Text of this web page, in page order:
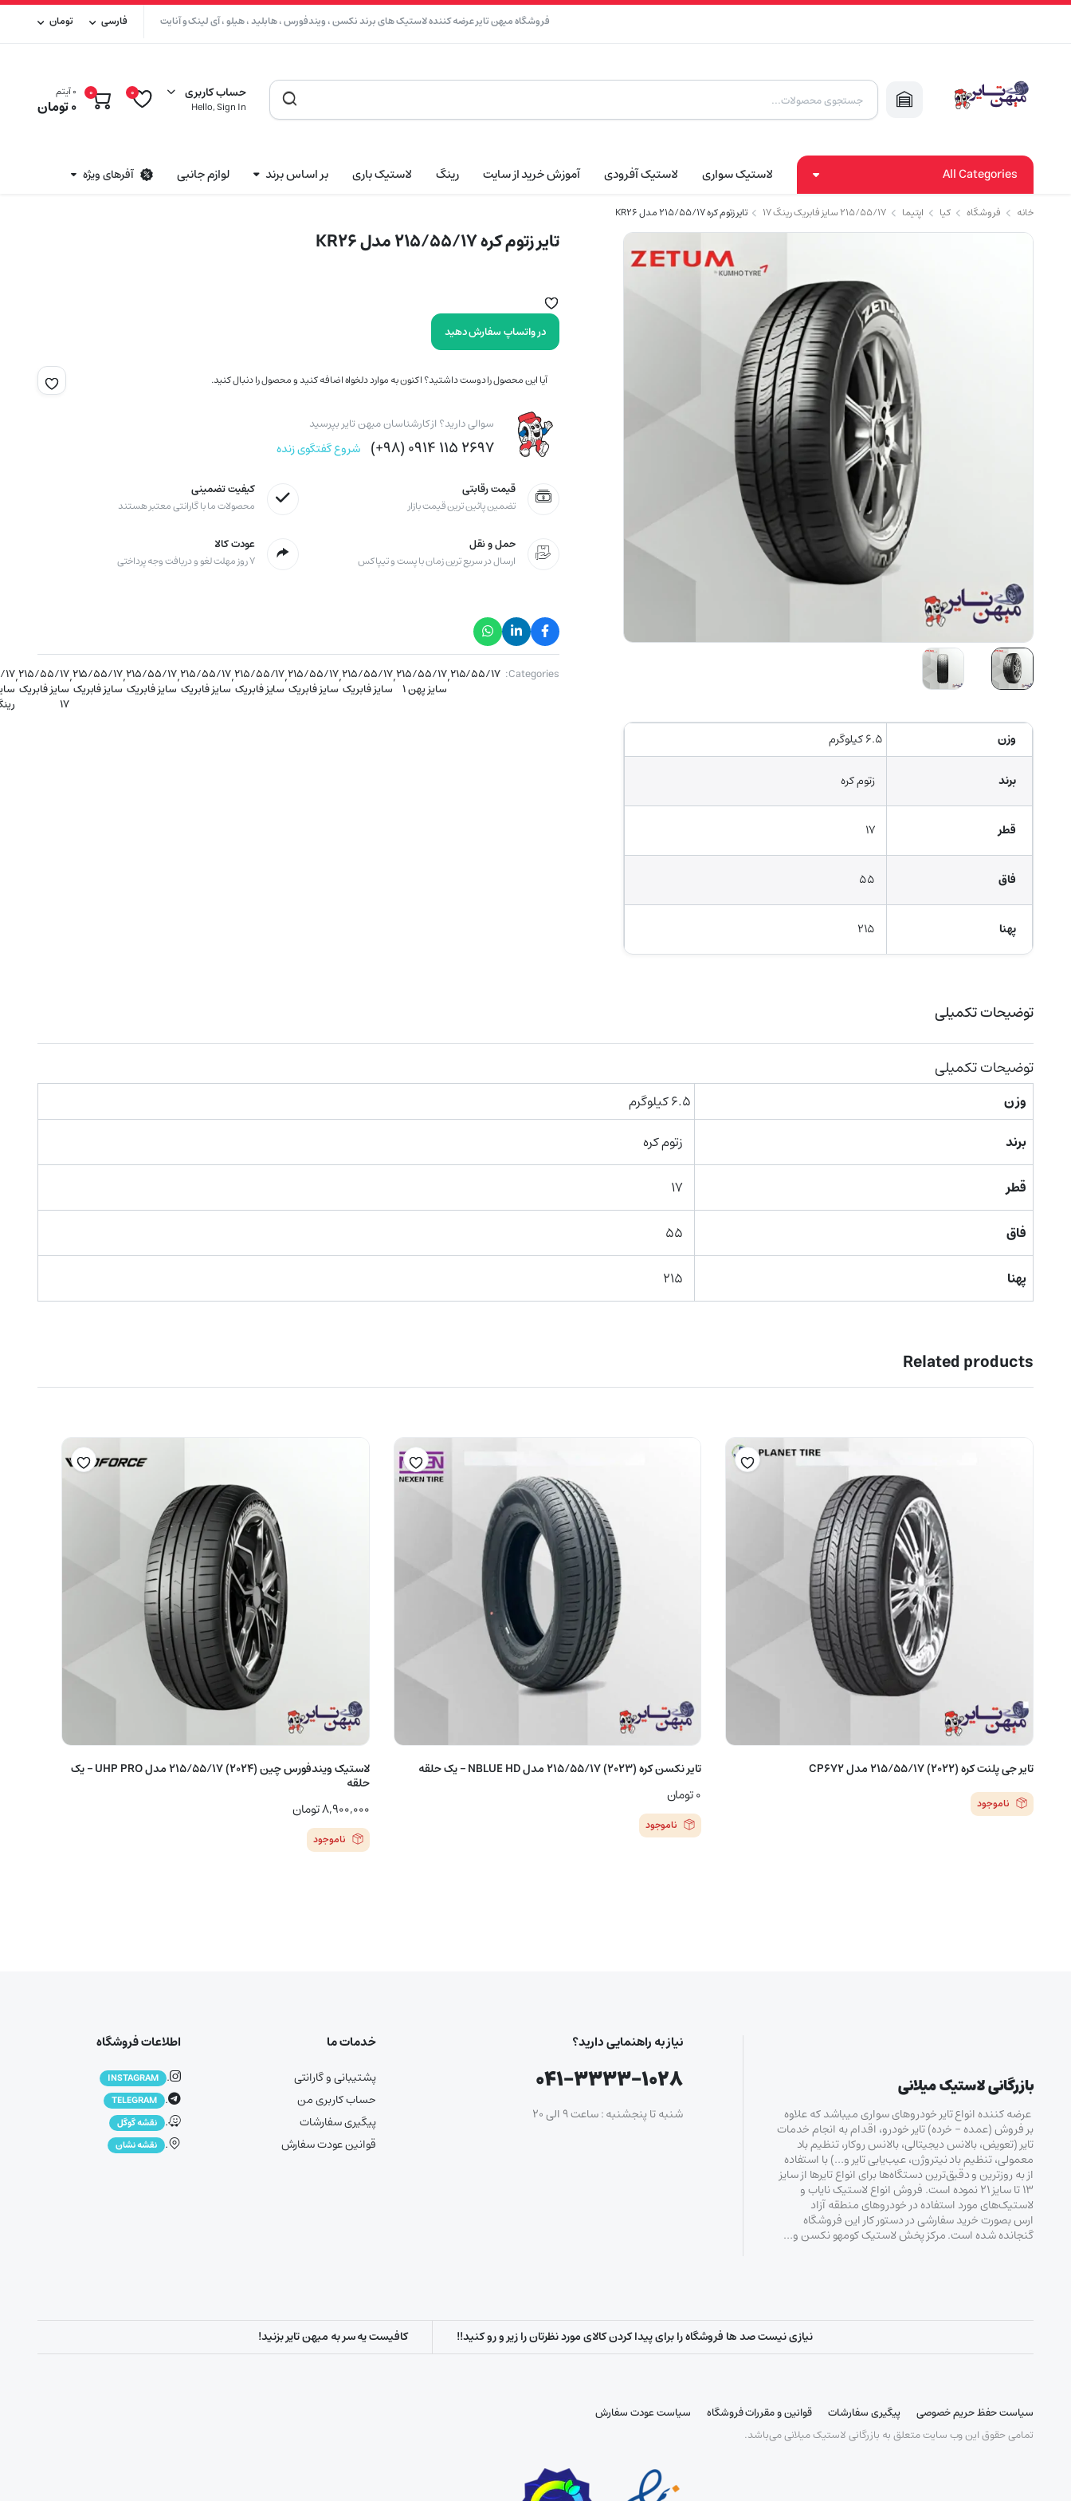
فروشگاه میهن تایر عرضه کننده لاستیک های برند نکسن ، ویندفورس ، هابلید ، هیلو ، آی لینک و آنایت فارسی تومان
Products
search
حساب کاربری
Hello, Sign In
0
0 0 آیتم
0تومان
All Categories لاستیک سواری لاستیک آفرودی آموزش خرید از سایت رینگ لاستیک باری بر اساس برند لوازم جانبی آفرهای ویژه
خانه فروشگاه کیا اپتیما ۲۱۵/۵۵/۱۷ سایز فابریک رینگ ۱۷ تایر زتوم کره 215/55/17 مدل KR26
وزن ۶.۵ کیلوگرم
برند زتوم کره
قطر ۱۷
فاق ۵۵
پهنا ۲۱۵
تایر زتوم کره 215/55/17 مدل KR26
در واتساپ سفارش دهید
آیا این محصول را دوست داشتید؟ اکنون به موارد دلخواه اضافه کنید و محصول را دنبال کنید.
سوالی دارید؟ از کارشناسان میهن تایر بپرسید
۲۶۹۷ ۱۱۵ ۰۹۱۴ (۹۸+) شروع گفتگوی زنده
قیمت رقابتی
تضمین پائین ترین قیمت بازار
کیفیت تضمینی
محصولات ما با گارانتی معتبر هستند
حمل و نقل
ارسال در سریع ترین زمان با پست و تیپاکس
عودت کالا
۷ روز مهلت لغو و دریافت وجه پرداختی
Categories: ۲۱۵/۵۵/۱۷,۲۱۵/۵۵/۱۷
سایز پهن ۱
,۲۱۵/۵۵/۱۷
سایز فابریک
,۲۱۵/۵۵/۱۷
سایز فابریک
,۲۱۵/۵۵/۱۷
سایز فابریک
,۲۱۵/۵۵/۱۷
سایز فابریک
,۲۱۵/۵۵/۱۷
سایز فابریک
,۲۱۵/۵۵/۱۷
سایز فابریک
,۲۱۵/۵۵/۱۷
سایز فابریک
۱۷
,
توضیحات تکمیلی
توضیحات تکمیلی
وزن
۶.۵ کیلوگرم
برند
زتوم کره
قطر ۱۷
فاق ۵۵
پهنا ۲۱۵
Related products
تایر جی پلنت کره (2022) 215/55/17 مدل CP672
ناموجود
تایر نکسن کره (2023) 215/55/17 مدل NBLUE HD – یک حلقه
۰تومان
ناموجود
لاستیک ویندفورس چین (2024) 215/55/17 مدل UHP PRO – یک
حلقه
۸,۹۰۰,۰۰۰تومان
ناموجود
بازرگانی لاستیک میلانی
عرضه کننده انواع تایر خودروهای سواری میباشد که علاوه
بر فروش (عمده – خرده‌) تایر خودرو، اقدام به انجام خدمات
تایر (تعویض، بالانس دیجیتالی، بالانس روکار، تنظیم باد
معمولی، تنظیم باد نیتروژن، عیب‌یابی تایر و…) با استفاده
از به روزترین و دقیق‌ترین دستگاه‌ها برای انواع تایرها از سایز
۱۳ تا سایز ۲۱ نموده است. فروش انواع لاستیک‌ نایاب و
لاستیک‌های مورد استفاده در خودروهای منطقه آزاد
ارس بصورت خرید سفارشی در دستور کار این فروشگاه
گنجانده شده است. مرکز پخش لاستیک کومهو نکسن و…
نیاز به راهنمایی دارید؟
۰۴۱-۳۳۳۳-۱۰۲۸
شنبه تا پنجشنبه : ساعت ۹ الی ۲۰
خدمات ما
پشتیبانی و گارانتی
حساب کاربری من
پیگیری سفارشات
قوانین عودت سفارش
اطلاعات فروشگاه
.
INSTAGRAM
.
TELEGRAM
. نقشه گوگل
. نقشه نشان
نیازی نیست صد ها فروشگاه را برای پیدا کردن کالای مورد نظرتان را زیر و رو کنید!! کافیست یه سر به میهن تایر بزنید!
سیاست حفظ حریم خصوصی پیگیری سفارشات قوانین و مقررات فروشگاه
سیاست عودت سفارش
تمامی حقوق این وب سایت متعلق به بازرگانی لاستیک میلانی می‌باشد.